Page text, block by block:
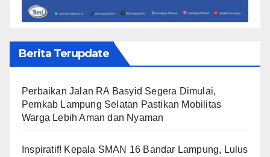
Berita Terupdate
Perbaikan Jalan RA Basyid Segera Dimulai,
Pemkab Lampung Selatan Pastikan Mobilitas
Warga Lebih Aman dan Nyaman
Inspiratif! Kepala SMAN 16 Bandar Lampung, Lulus